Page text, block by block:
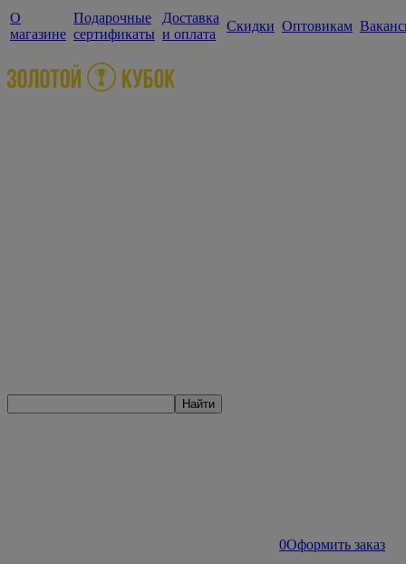
О
магазине
Подарочные
сертификаты
Доставка
и оплата
Скидки Оптовикам
Найти
0Оформить заказ